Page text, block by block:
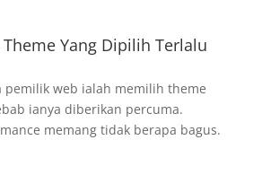
Theme Yang Dipilih Terlalu
pemilik web ialah memilih theme
ianya diberikan percuma.
memang tidak berapa bagus.